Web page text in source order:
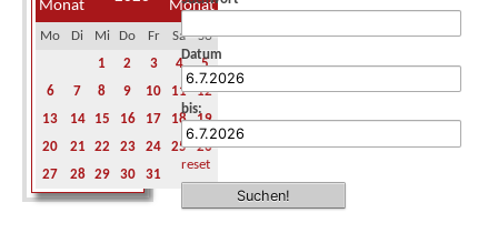
Mo Di Mi Do Fr Sa
So
1
2 3 4
5
6
7 8 9 10 11
12
13
14 15 16 17 18
19
20
21 22 23 24 25
26
27
28 29 30 31
Datum
bis:
reset